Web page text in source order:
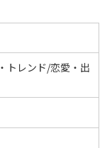
トレンド/恋愛・出